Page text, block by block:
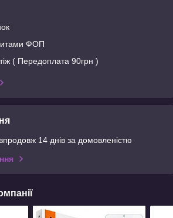
ФОП
( Передоплата 90грн )
14 днів за домовленістю